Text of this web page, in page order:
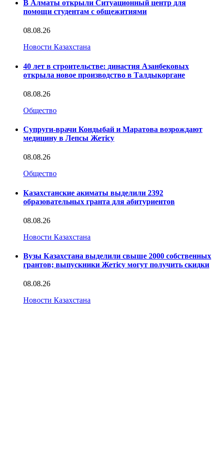
В Алматы открыли Ситуационный центр для
помощи студентам с общежитиями
08.08.26
Новости Казахстана
40 лет в строительстве: династия Азанбековых
открыла новое производство в Талдыкоргане
08.08.26
Общество
Супруги-врачи Кондыбай и Маратова возрождают
медицину в Лепсы Жетісу
08.08.26
Общество
Казахстанские акиматы выделили 2392
образовательных гранта для абитуриентов
08.08.26
Новости Казахстана
Вузы Казахстана выделили свыше 2000 собственных
грантов; выпускники Жетісу могут получить скидки
08.08.26
Новости Казахстана